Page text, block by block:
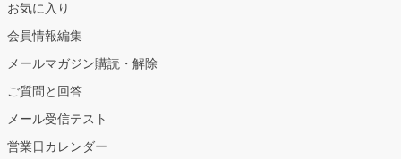
お気に入り
会員情報編集
メールマガジン購読・解除
ご質問と回答
メール受信テスト
営業日カレンダー